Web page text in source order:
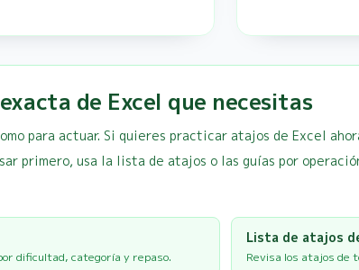
de Excel que necesitas
para actuar. Si quieres practicar atajos de Excel
primero, usa la lista de atajos o las guías por
dificultad, categoría y repaso.
Lista de atajos
Revisa los atajos de